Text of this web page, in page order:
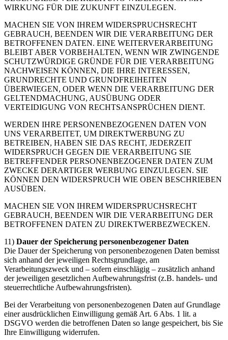
WIRKUNG FÜR DIE ZUKUNFT EINZULEGEN.
MACHEN SIE VON IHREM WIDERSPRUCHSRECHT
GEBRAUCH, BEENDEN WIR DIE VERARBEITUNG DER
BETROFFENEN DATEN. EINE WEITERVERARBEITUNG
BLEIBT ABER VORBEHALTEN, WENN WIR ZWINGENDE
SCHUTZWÜRDIGE GRÜNDE FÜR DIE VERARBEITUNG
NACHWEISEN KÖNNEN, DIE IHRE INTERESSEN,
GRUNDRECHTE UND GRUNDFREIHEITEN
ÜBERWIEGEN, ODER WENN DIE VERARBEITUNG DER
GELTENDMACHUNG, AUSÜBUNG ODER
VERTEIDIGUNG VON RECHTSANSPRÜCHEN DIENT.
WERDEN IHRE PERSONENBEZOGENEN DATEN VON
UNS VERARBEITET, UM DIREKTWERBUNG ZU
BETREIBEN, HABEN SIE DAS RECHT, JEDERZEIT
WIDERSPRUCH GEGEN DIE VERARBEITUNG SIE
BETREFFENDER PERSONENBEZOGENER DATEN ZUM
ZWECKE DERARTIGER WERBUNG EINZULEGEN. SIE
KÖNNEN DEN WIDERSPRUCH WIE OBEN BESCHRIEBEN
AUSÜBEN.
MACHEN SIE VON IHREM WIDERSPRUCHSRECHT
GEBRAUCH, BEENDEN WIR DIE VERARBEITUNG DER
BETROFFENEN DATEN ZU DIREKTWERBEZWECKEN.
11) Dauer der Speicherung personenbezogener Daten
Die Dauer der Speicherung von personenbezogenen Daten bemisst
sich anhand der jeweiligen Rechtsgrundlage, am
Verarbeitungszweck und – sofern einschlägig – zusätzlich anhand
der jeweiligen gesetzlichen Aufbewahrungsfrist (z.B. handels- und
steuerrechtliche Aufbewahrungsfristen).
Bei der Verarbeitung von personenbezogenen Daten auf Grundlage
einer ausdrücklichen Einwilligung gemäß Art. 6 Abs. 1 lit. a
DSGVO werden die betroffenen Daten so lange gespeichert, bis Sie
Ihre Einwilligung widerrufen.